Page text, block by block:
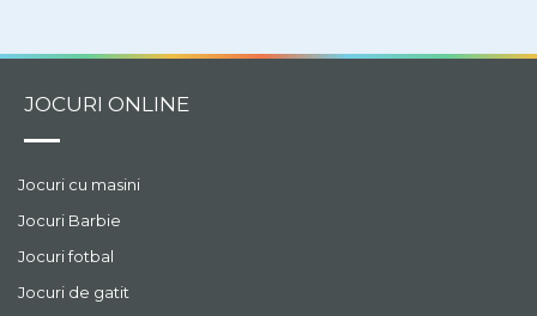
JOCURI ONLINE
Jocuri cu masini
Jocuri Barbie
Jocuri fotbal
Jocuri de gatit